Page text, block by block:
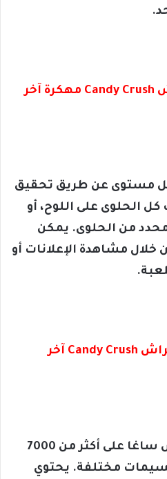
هدف تحميل كاندي كراش Candy Crush مهكرة آخر
مستوى عن طريق تحقيق
الحلوى على اللوح، أو
من الحلوى. يمكن
خلال مشاهدة الإعلانات أو
مستويات لعبة كاندي كراش Candy Crush آخر
تحتوي لعبة كاندي كراش ساغا على أكثر من 7000
مختلفة. يحتوي